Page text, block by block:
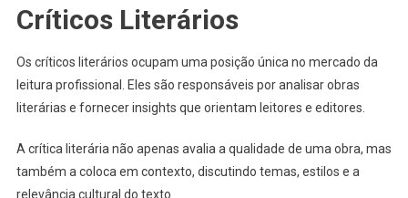
Críticos Literários
Os críticos literários ocupam uma posição única no mercado da
leitura profissional. Eles são responsáveis por analisar obras
literárias e fornecer insights que orientam leitores e editores.
A crítica literária não apenas avalia a qualidade de uma obra, mas
também a coloca em contexto, discutindo temas, estilos e a
relevância cultural do texto.